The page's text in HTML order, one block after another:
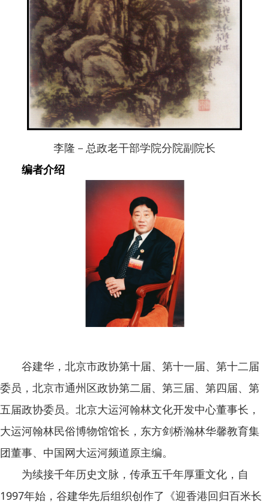
李隆－总政老干部学院分院副院长
编者介绍
谷建华，北京市政协第十届、第十一届、第十二届
委员，北京市通州区政协第二届、第三届、第四届、第
五届政协委员。北京大运河翰林文化开发中心董事长，
大运河翰林民俗博物馆馆长，东方剑桥瀚林华馨教育集
团董事、中国网大运河频道原主编。
为续接千年历史文脉，传承五千年厚重文化，自
1997年始，谷建华先后组织创作了《迎香港回归百米长